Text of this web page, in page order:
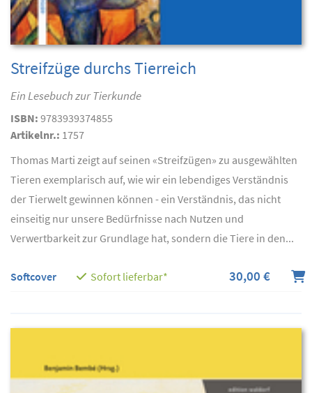
Streifzüge durchs Tierreich
Ein Lesebuch zur Tierkunde
ISBN: 9783939374855
Artikelnr.: 1757
Thomas Marti zeigt auf seinen «Streifzügen» zu ausgewählten
Tieren exemplarisch auf, wie wir ein lebendiges Verständnis
der Tierwelt gewinnen können - ein Verständnis, das nicht
einseitig nur unsere Bedürfnisse nach Nutzen und
Verwertbarkeit zur Grundlage hat, sondern die Tiere in den...
Softcover Sofort lieferbar* 30,00 €